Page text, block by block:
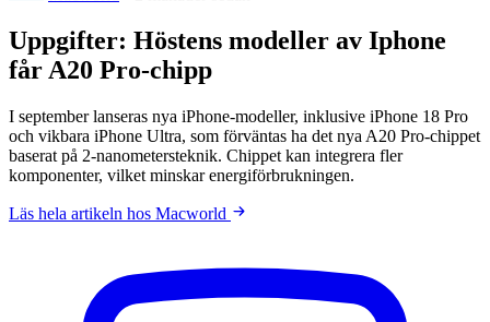
Uppgifter: Höstens modeller av Iphone
får A20 Pro-chipp
I september lanseras nya iPhone-modeller, inklusive iPhone 18 Pro
och vikbara iPhone Ultra, som förväntas ha det nya A20 Pro-chippet
baserat på 2-nanometersteknik. Chippet kan integrera fler
komponenter, vilket minskar energiförbrukningen.
Läs hela artikeln hos Macworld